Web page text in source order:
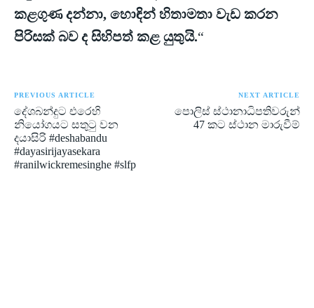
කළගුණ දන්නා, හොඳින් හිතාමතා වැඩ කරන
පිරිසක් බව ද සිහිපත් කළ යුතුයි.“
PREVIOUS ARTICLE
දේශබන්දුට එරෙහි
නියෝගයට සතුටු වන
දයාසිරි #deshabandu
#dayasirijayasekara
#ranilwickremesinghe #slfp
NEXT ARTICLE
පොලිස් ස්ථානාධිපතිවරුන්
47 කට ස්ථාන මාරුවීම්